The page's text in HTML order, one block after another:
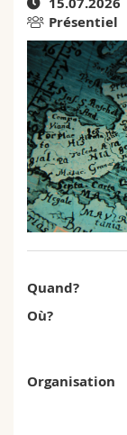
Sciences et
Collaborateurs
Doctorants
Webmail
MyUnifr
Présentiel
Quand?
Où?
Organisation